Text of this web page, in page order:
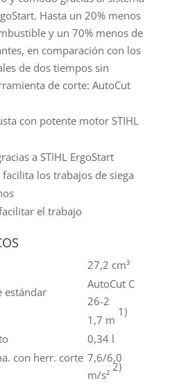
Hasta un 20% menos
y un 70% menos de
en comparación con los
de dos tiempos sin
de corte: AutoCut
con potente motor STIHL
a STIHL ErgoStart
los trabajos de siega
el trabajo
27,2 cm³
estándar
AutoCut C
26-2
1,7 m
1)
0,34 l
con herr. corte 7,6/6,0
m/s²
2)